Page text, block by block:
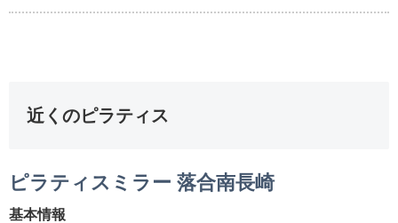
近くのピラティス
ピラティスミラー 落合南長崎
基本情報